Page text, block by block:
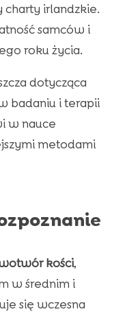
irlandzkie.
samców i
roku życia.
dotycząca
badaniu i terapii
w nauce
metodami
kości,
w średnim i
się wczesna